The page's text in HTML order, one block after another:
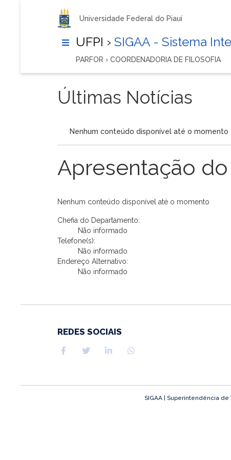
Universidade Federal do Piauí
UFPI › SIGAA - Sistema
PARFOR › COORDENADORIA DE FILOSOFIA
Últimas Notícias
Nenhum conteúdo disponível até o momento
Apresentação
Nenhum conteúdo disponível até o momento
Chefia do Departamento:
Não informado
Telefone(s):
Não informado
Endereço Alternativo:
Não informado
REDES SOCIAIS
SIGAA | Superintendência de